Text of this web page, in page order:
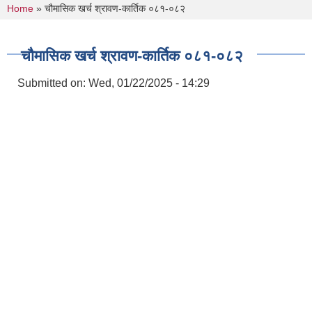
You are here
Home » चौमासिक खर्च श्रावण-कार्तिक ०८१-०८२
चौमासिक खर्च श्रावण-कार्तिक ०८१-०८२
Submitted on: Wed, 01/22/2025 - 14:29